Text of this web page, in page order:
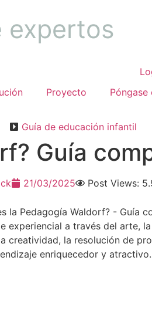
expertos
Proyecto
Guía de educación infantil
Guía
21/03/2025
Post Views:
experiencial a través del arte,
la resolución de
enriquecedor y